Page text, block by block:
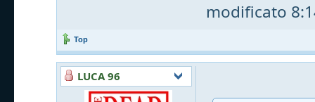
modificato
Top
LUCA 96